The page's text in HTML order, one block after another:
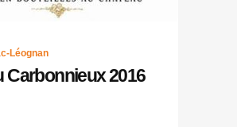
Léognan
Carbonnieux 2016